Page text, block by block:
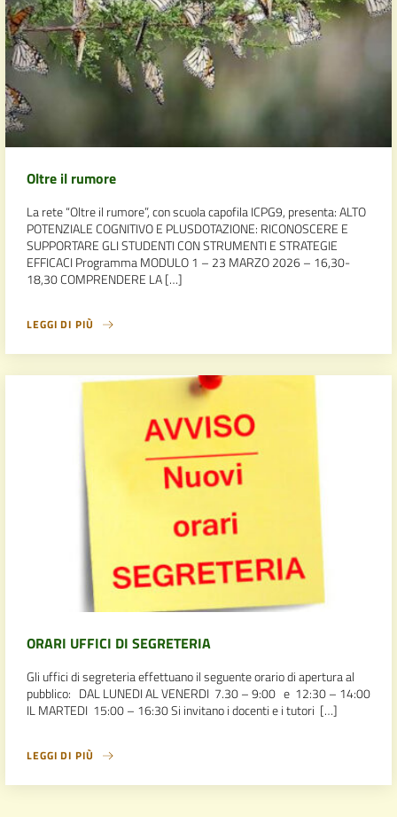
Oltre il rumore
La rete “Oltre il rumore”, con scuola capofila ICPG9, presenta: ALTO
POTENZIALE COGNITIVO E PLUSDOTAZIONE: RICONOSCERE E
SUPPORTARE GLI STUDENTI CON STRUMENTI E STRATEGIE
EFFICACI Programma MODULO 1 – 23 MARZO 2026 – 16,30-
18,30 COMPRENDERE LA […]
LEGGI DI PIÙ
ORARI UFFICI DI SEGRETERIA
Gli uffici di segreteria effettuano il seguente orario di apertura al
pubblico: DAL LUNEDI AL VENERDI 7.30 – 9:00 e 12:30 – 14:00
IL MARTEDI 15:00 – 16:30 Si invitano i docenti e i tutori […]
LEGGI DI PIÙ